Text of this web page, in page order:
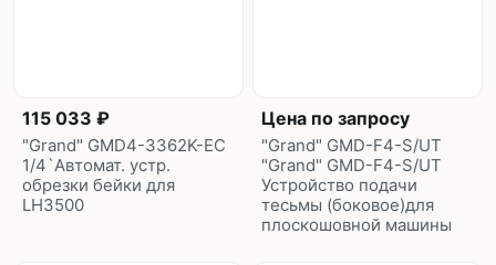
115 033 ₽
"Grand" GMD4-3362K-EC
1/4`Автомат. устр.
обрезки бейки для
LH3500
Цена по запросу
"Grand" GMD-F4-S/UT
"Grand" GMD-F4-S/UT
Устройство подачи
тесьмы (боковое)для
плоскошовной машины